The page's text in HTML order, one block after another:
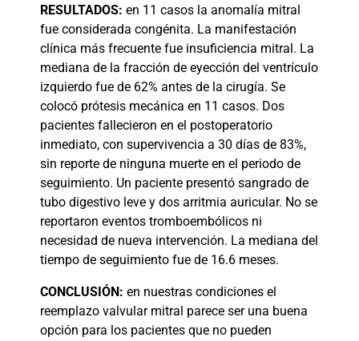
RESULTADOS: en 11 casos la anomalía mitral
fue considerada congénita. La manifestación
clínica más frecuente fue insuficiencia mitral. La
mediana de la fracción de eyección del ventrículo
izquierdo fue de 62% antes de la cirugía. Se
colocó prótesis mecánica en 11 casos. Dos
pacientes fallecieron en el postoperatorio
inmediato, con supervivencia a 30 días de 83%,
sin reporte de ninguna muerte en el periodo de
seguimiento. Un paciente presentó sangrado de
tubo digestivo leve y dos arritmia auricular. No se
reportaron eventos tromboembólicos ni
necesidad de nueva intervención. La mediana del
tiempo de seguimiento fue de 16.6 meses.
CONCLUSIÓN: en nuestras condiciones el
reemplazo valvular mitral parece ser una buena
opción para los pacientes que no pueden